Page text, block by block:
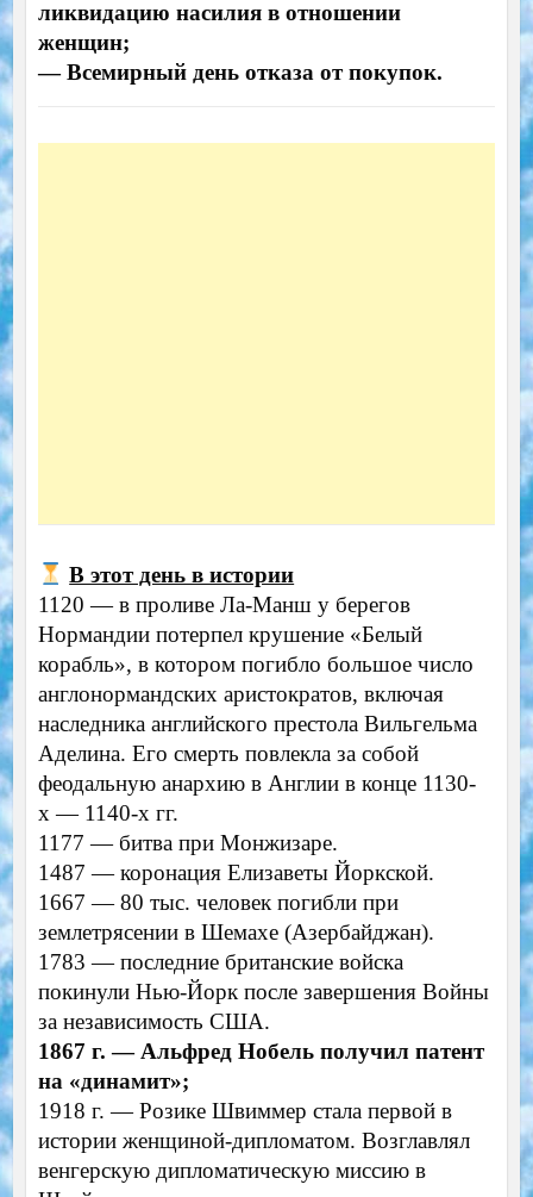
ликвидацию насилия в отношении
женщин;
— Всемирный день отказа от покупок.
В этот день в истории
1120 — в проливе Ла-Манш у берегов
Нормандии потерпел крушение «Белый
корабль», в котором погибло большое число
англонормандских аристократов, включая
наследника английского престола Вильгельма
Аделина. Его смерть повлекла за собой
феодальную анархию в Англии в конце 1130-
х — 1140-х гг.
1177 — битва при Монжизаре.
1487 — коронация Елизаветы Йоркской.
1667 — 80 тыс. человек погибли при
землетрясении в Шемахе (Азербайджан).
1783 — последние британские войска
покинули Нью-Йорк после завершения Войны
за независимость США.
1867 г. — Альфред Нобель получил патент
на «динамит»;
1918 г. — Розике Швиммер стала первой в
истории женщиной-дипломатом. Возглавлял
венгерскую дипломатическую миссию в